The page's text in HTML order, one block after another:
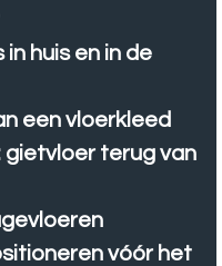
in huis en in de
een vloerkleed
gietvloer terug van
vóór het